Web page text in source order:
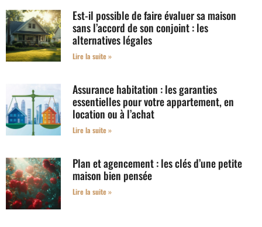
Est-il possible de faire évaluer sa maison
sans l’accord de son conjoint : les
alternatives légales
Lire la suite »
Assurance habitation : les garanties
essentielles pour votre appartement, en
location ou à l’achat
Lire la suite »
Plan et agencement : les clés d’une petite
maison bien pensée
Lire la suite »